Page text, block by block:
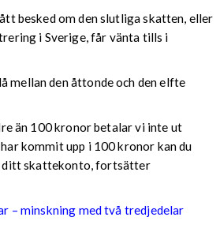
besked om den slutliga skatten, eller
i Sverige, får vänta tills i
mellan den åttonde och den elfte
än 100 kronor betalar vi inte ut
kommit upp i 100 kronor kan du
ditt skattekonto, fortsätter
– minskning med två tredjedelar